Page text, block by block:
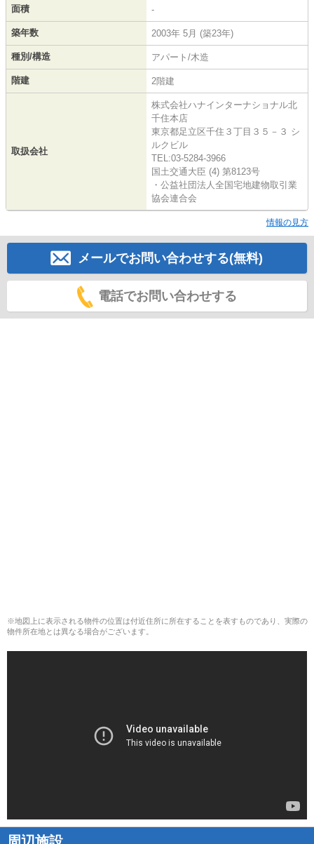
面積 -
築年数 2003年 5月 (築23年)
種別/構造 アパート/木造
階建 2階建
取扱会社
株式会社ハナインターナショナル北
千住本店
東京都足立区千住３丁目３５－３ シ
ルクビル
TEL:03-5284-3966
国土交通大臣 (4) 第8123号
・公益社団法人全国宅地建物取引業
協会連合会
情報の見方
メールでお問い合わせする(無料)
電話でお問い合わせする
※地図上に表示される物件の位置は付近住所に所在することを表すものであり、実際の
物件所在地とは異なる場合がございます。